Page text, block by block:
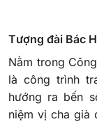
Tượng đài Bác
Nằm trong
là công trình
hướng ra bến
niệm vị cha già